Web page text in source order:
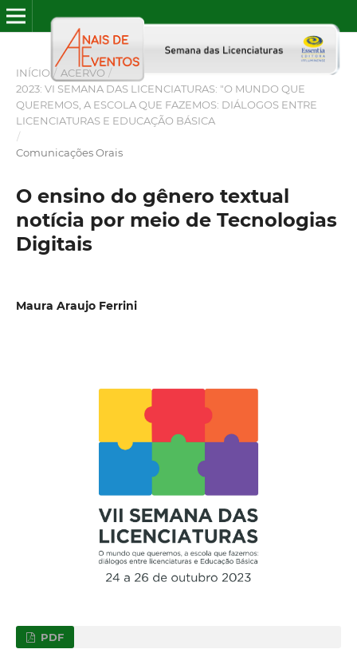
INÍCIO / ACERVO /
2023: VI SEMANA DAS LICENCIATURAS: "O MUNDO QUE
QUEREMOS, A ESCOLA QUE FAZEMOS: DIÁLOGOS ENTRE
LICENCIATURAS E EDUCAÇÃO BÁSICA
/
Comunicações Orais
O ensino do gênero textual
notícia por meio de Tecnologias
Digitais
Maura Araujo Ferrini
PDF